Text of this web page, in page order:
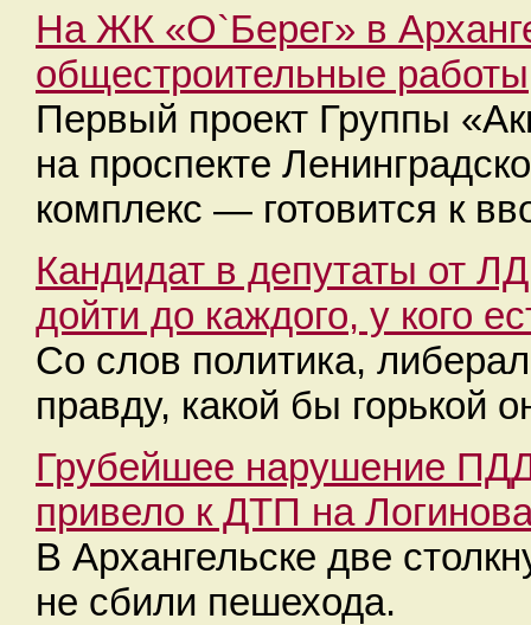
На ЖК «О`Берег» в
общестроительные работы
Первый проект Группы
на проспекте
комплекс — готовится к
Кандидат в депутаты от
дойти до каждого, у кого
Со слов политика,
правду, какой бы горькой
Грубейшее нарушение
привело к ДТП на
В Архангельске две
не сбили пешехода.